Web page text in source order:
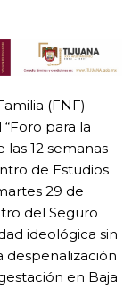
(FNF)
para la
12 semanas
de Estudios
29 de
del Seguro
ideológica sin
despenalización
en Baja